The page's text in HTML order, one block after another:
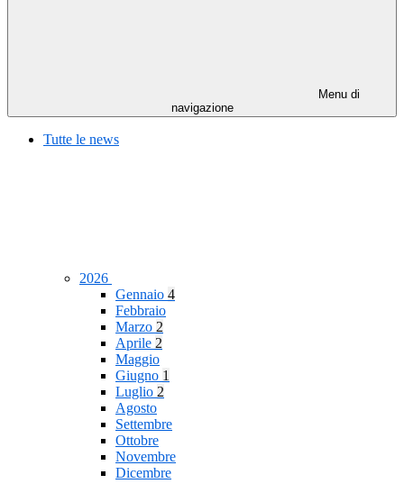
Menu di
navigazione
Tutte le news
2026
Gennaio 4
Febbraio
Marzo 2
Aprile 2
Maggio
Giugno 1
Luglio 2
Agosto
Settembre
Ottobre
Novembre
Dicembre